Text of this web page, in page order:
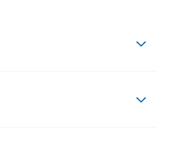
para perfeccionar una